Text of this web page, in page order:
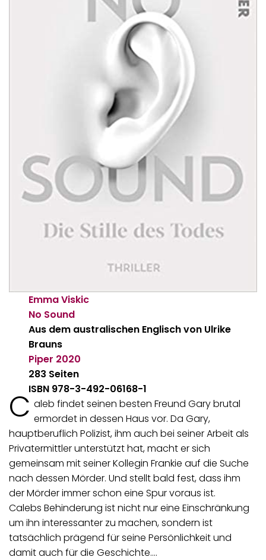
Emma Viskic
No Sound
Aus dem australischen Englisch von Ulrike
Brauns
Piper 2020
283 Seiten
ISBN 978-3-492-06168-1
C aleb findet seinen besten Freund Gary brutal
ermordet in dessen Haus vor. Da Gary,
hauptberuflich Polizist, ihm auch bei seiner Arbeit als
Privatermittler unterstützt hat, macht er sich
gemeinsam mit seiner Kollegin Frankie auf die Suche
nach dessen Mörder. Und stellt bald fest, dass ihm
der Mörder immer schon eine Spur voraus ist.
Calebs Behinderung ist nicht nur eine Einschränkung
um ihn interessanter zu machen, sondern ist
tatsächlich prägend für seine Persönlichkeit und
damit auch für die Geschichte.…